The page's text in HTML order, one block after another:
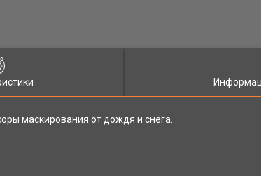
маскирования от дождя и снега.